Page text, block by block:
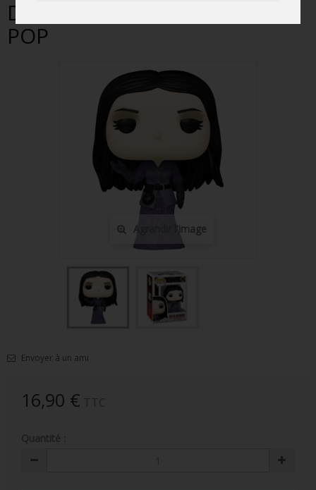
FIGURINES POP MARVEL
FIGURINES POP SÉRIE TV
FIGURINES POP AUTRES FILMS
FIGURINES POP SPORTS
FIGURINES POP ANIME
FIGURINES POP HARRY POTTER
FIGURINES POP STRANGER THINGS
FIGURINES POP SEIGNEUR DES ANNEAUX
FIGURINES POP DC COMICS
FIGURINE POP AD ICONS
DRAGON / FIGURINE FUNKO
POP
Agrandir l'image
Envoyer à un ami
16,90 €